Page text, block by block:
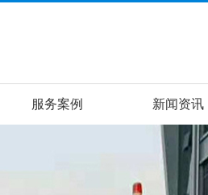
服务案例 新闻资讯